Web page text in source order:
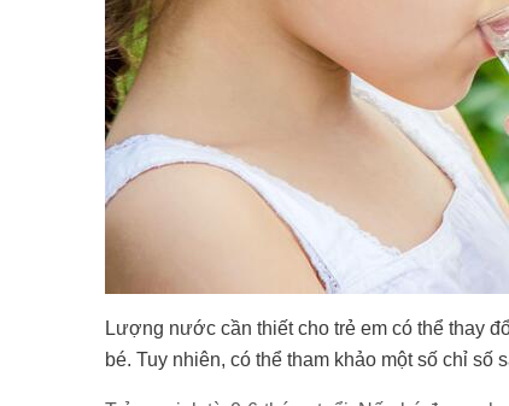
Lượng nước cần thiết cho trẻ em có thể thay
bé. Tuy nhiên, có thể tham khảo một số chỉ